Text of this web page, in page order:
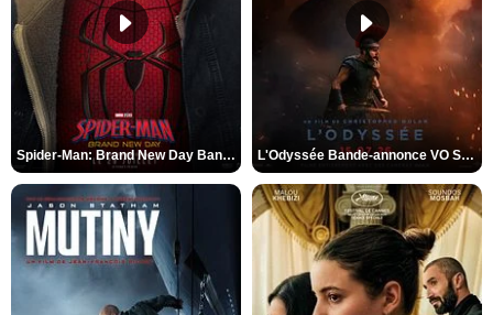
Spider-Man: Brand New Day Bande-annonce VO STFR L'Odyssée Bande-annonce VO STFR